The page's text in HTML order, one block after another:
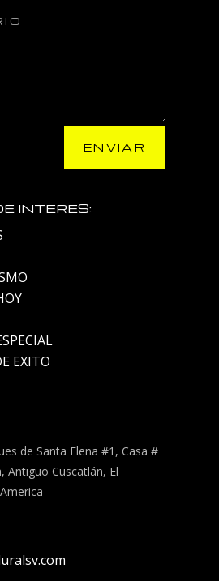
ENVIAR
INTERES:
EXITO
de Santa Elena #1, Casa #
Antiguo Cuscatlán, El